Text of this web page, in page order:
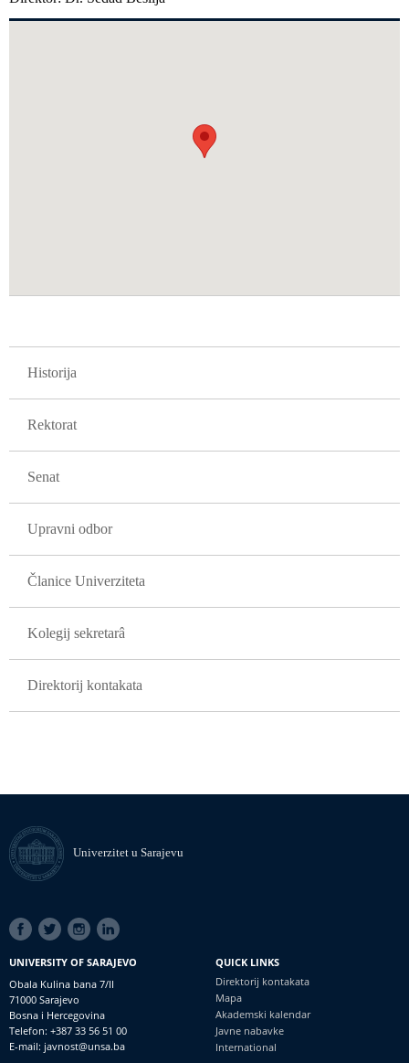
Historija
Rektorat
Senat
Upravni odbor
Članice Univerziteta
Kolegij sekretarâ
Direktorij kontakata
Univerzitet u Sarajevu
SOCIAL
LINKS
UNIVERSITY OF SARAJEVO
Obala Kulina bana 7/II
71000 Sarajevo
Bosna i Hercegovina
Telefon: +387 33 56 51 00
E-mail: javnost@unsa.ba
QUICK LINKS
Direktorij kontakata
Mapa
Akademski kalendar
Javne nabavke
International